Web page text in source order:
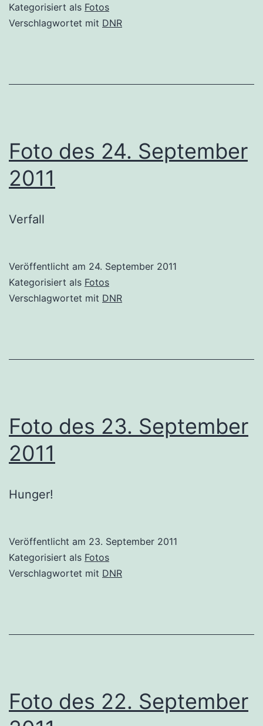
Kategorisiert als Fotos
Verschlagwortet mit DNR
Foto des 24. September
2011
Verfall
Veröffentlicht am 24. September 2011
Kategorisiert als Fotos
Verschlagwortet mit DNR
Foto des 23. September
2011
Hunger!
Veröffentlicht am 23. September 2011
Kategorisiert als Fotos
Verschlagwortet mit DNR
Foto des 22. September